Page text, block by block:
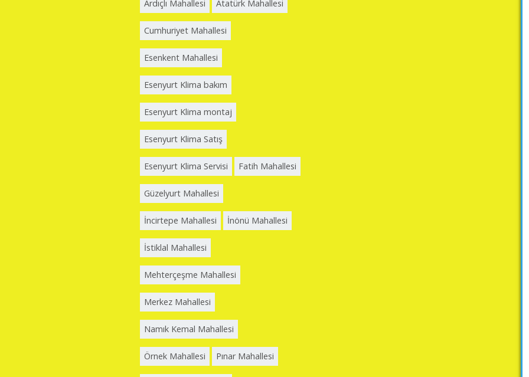
Ardıçlı Mahallesi Atatürk Mahallesi
Cumhuriyet Mahallesi
Esenkent Mahallesi
Esenyurt Klima bakım
Esenyurt Klima montaj
Esenyurt Klima Satış
Esenyurt Klima Servisi Fatih Mahallesi
Güzelyurt Mahallesi
İncirtepe Mahallesi İnönü Mahallesi
İstiklal Mahallesi
Mehterçeşme Mahallesi
Merkez Mahallesi
Namık Kemal Mahallesi
Örnek Mahallesi Pınar Mahallesi